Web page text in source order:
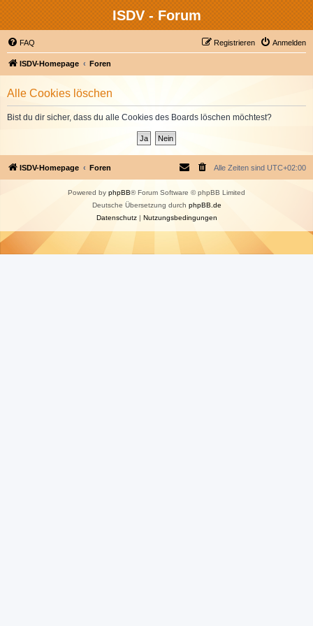
ISDV - Forum
FAQ Anmelden
Registrieren
ISDV-Homepage Foren
Alle Cookies löschen
Bist du dir sicher, dass du alle Cookies des Boards löschen möchtest?
ISDV-Homepage Foren Alle Zeiten sind UTC+02:00
Powered by phpBB® Forum Software © phpBB Limited
Deutsche Übersetzung durch phpBB.de
Datenschutz| Nutzungsbedingungen